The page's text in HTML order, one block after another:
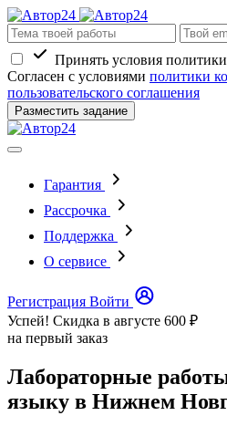
Принять условия политики
Согласен с условиями политики
пользовательского соглашения
Разместить задание
Гарантия
Рассрочка
Поддержка
О сервисе
Регистрация Войти
Успей! Скидка в августе 600 ₽
на первый заказ
Лабораторные
языку в Нижнем